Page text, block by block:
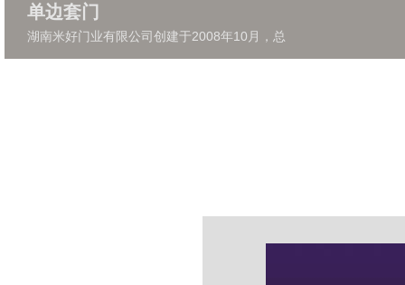
单边套门
湖南米好门业有限公司创建于2008年10月，总